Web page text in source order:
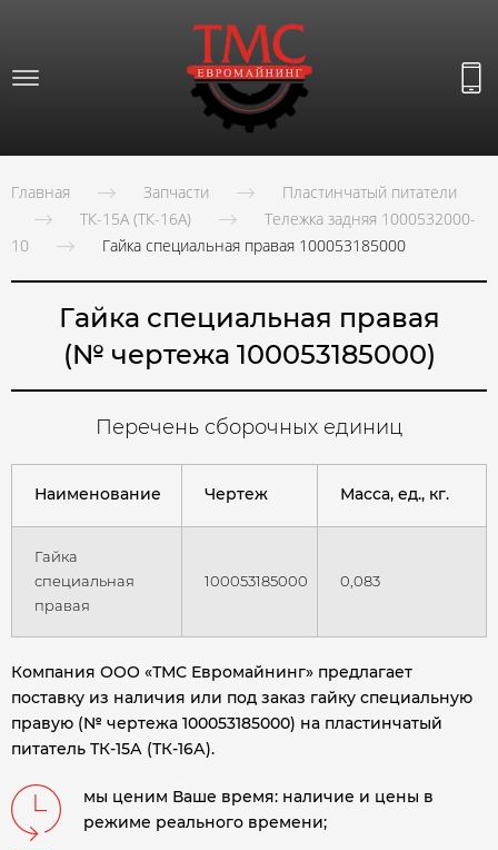
Главная Запчасти
Пластинчатый питатели
ТК-15А (ТК-16А)
Тележка задняя 1000532000-
10
Гайка специальная правая 100053185000
Гайка специальная правая
(№ чертежа 100053185000)
Перечень сборочных единиц
Наименование Чертеж Масса, ед., кг.
Гайка
специальная
правая
100053185000 0,083
Компания ООО «ТМС Евромайнинг» предлагает
поставку из наличия или под заказ гайку специальную
правую (№ чертежа 100053185000) на пластинчатый
питатель ТК-15А (ТК-16А).
мы ценим Ваше время: наличие и цены в
режиме реального времени;